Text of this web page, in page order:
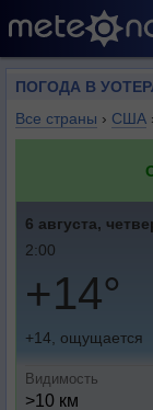
ПОГОДА В
Все страны › США
6 августа,
2:00
+14°
+14, ощущается
Видимость
>10 км